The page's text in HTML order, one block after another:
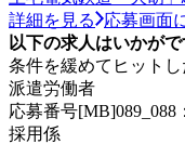
詳細を見る
応募画面
以下の求人はいかがで
条件を緩めてヒット
派遣労働者
応募番号
採用係